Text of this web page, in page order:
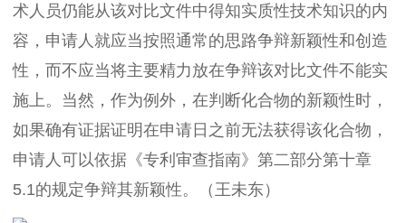
术人员仍能从该对比文件中得知实质性技术知识的内
容，申请人就应当按照通常的思路争辩新颖性和创造
性，而不应当将主要精力放在争辩该对比文件不能实
施上。当然，作为例外，在判断化合物的新颖性时，
如果确有证据证明在申请日之前无法获得该化合物，
申请人可以依据《专利审查指南》第二部分第十章
5.1的规定争辩其新颖性。（王未东）